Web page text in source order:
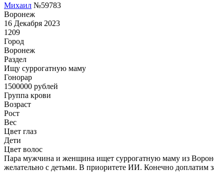
Михаил №59783
Воронеж
16 Декабря 2023
1209
Город
Воронеж
Раздел
Ищу суррогатную маму
Гонoрар
1500000 рублей
Группа крови
Возраст
Рост
Вес
Цвет глаз
Дети
Цвет волос
Пара мужчина и женщина ищет суррогатную маму из
желательно с детьми. В приоритете ИИ. Конечно доплатим